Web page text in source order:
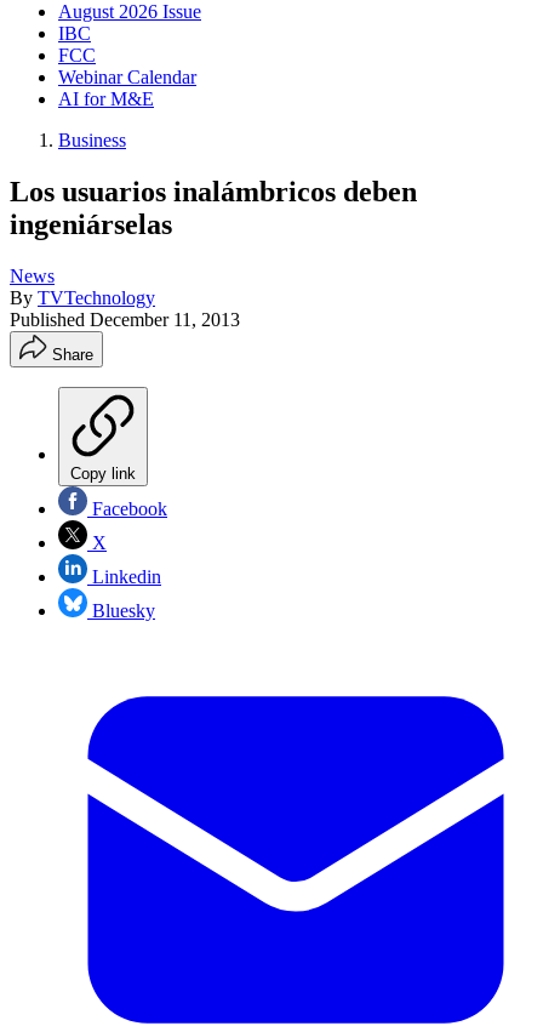
August 2026 Issue
IBC
FCC
Webinar Calendar
AI for M&E
Business
Los usuarios inalámbricos deben
ingeniárselas
News
By TVTechnology
Published December 11, 2013
Share
Copy link
Facebook
X
Linkedin
Bluesky